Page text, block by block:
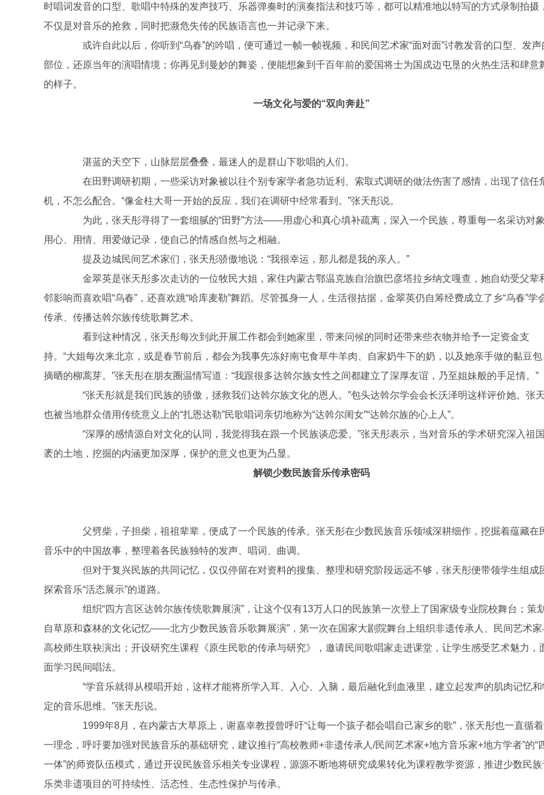
时唱词发音的口型、歌唱中特殊的发声技巧、乐器弹奏时的演奏指法和技巧等，都可以精准地以特写的方式录制拍摄
不仅是对音乐的抢救，同时把濒危失传的民族语言也一并记录下来。
或许自此以后，你听到“乌春”的吟唱，便可通过一帧一帧视频，和民间艺术家“面对面”讨教发音的口型、发声
部位，还原当年的演唱情境；你再见到曼妙的舞姿，便能想象到千百年前的爱国将士为国戍边屯垦的火热生活和肆意
的样子。
一场文化与爱的“双向奔赴”
湛蓝的天空下，山脉层层叠叠，最迷人的是群山下歌唱的人们。
在田野调研初期，一些采访对象被以往个别专家学者急功近利、索取式调研的做法伤害了感情，出现了信任
机，不怎么配合。“像金柱大哥一开始的反应，我们在调研中经常看到。”张天彤说。
为此，张天彤寻得了一套细腻的“田野”方法——用虚心和真心填补疏离，深入一个民族，尊重每一名采访对象
用心、用情、用爱做记录，使自己的情感自然与之相融。
提及边城民间艺术家们，张天彤骄傲地说：“我很幸运，那儿都是我的亲人。”
金翠英是张天彤多次走访的一位牧民大姐，家住内蒙古鄂温克族自治旗巴彦塔拉乡纳文嘎查，她自幼受父辈
邻影响而喜欢唱“乌春”，还喜欢跳“哈库麦勒”舞蹈。尽管孤身一人，生活很拮据，金翠英仍自筹经费成立了乡“乌春”学
传承、传播达斡尔族传统歌舞艺术。
看到这种情况，张天彤每次到此开展工作都会到她家里，带来问候的同时还带来些衣物并给予一定资金支
持。“大姐每次来北京，或是春节前后，都会为我事先冻好南屯食草牛羊肉、自家奶牛下的奶，以及她亲手做的黏豆包
摘晒的柳蒿芽。”张天彤在朋友圈温情写道：“我跟很多达斡尔族女性之间都建立了深厚友谊，乃至姐妹般的手足情。”
“张天彤就是我们民族的骄傲，拯救我们达斡尔族文化的恩人。”包头达斡尔学会会长沃泽明这样评价她。张
也被当地群众借用传统意义上的“扎恩达勒”民歌唱词亲切地称为“达斡尔闺女”“达斡尔族的心上人”。
“深厚的感情源自对文化的认同，我觉得我在跟一个民族谈恋爱。”张天彤表示，当对音乐的学术研究深入祖
袤的土地，挖掘的内涵更加深厚，保护的意义也更为凸显。
解锁少数民族音乐传承密码
父劈柴，子担柴，祖祖辈辈，便成了一个民族的传承。张天彤在少数民族音乐领域深耕细作，挖掘着蕴藏在
音乐中的中国故事，整理着各民族独特的发声、唱词、曲调。
但对于复兴民族的共同记忆，仅仅停留在对资料的搜集、整理和研究阶段远远不够，张天彤便带领学生组成
探索音乐“活态展示”的道路。
组织“四方言区达斡尔族传统歌舞展演”，让这个仅有13万人口的民族第一次登上了国家级专业院校舞台；策
自草原和森林的文化记忆——北方少数民族音乐歌舞展演”，第一次在国家大剧院舞台上组织非遗传承人、民间艺术家
高校师生联袂演出；开设研究生课程《原生民歌的传承与研究》，邀请民间歌唱家走进课堂，让学生感受艺术魅力，
面学习民间唱法。
“学音乐就得从模唱开始，这样才能将所学入耳、入心、入脑，最后融化到血液里，建立起发声的肌肉记忆和
定的音乐思维。”张天彤说。
1999年8月，在内蒙古大草原上，谢嘉幸教授曾呼吁“让每一个孩子都会唱自己家乡的歌”，张天彤也一直循
一理念，呼吁要加强对民族音乐的基础研究，建议推行“高校教师+非遗传承人/民间艺术家+地方音乐家+地方学者”的“
一体”的师资队伍模式，通过开设民族音乐相关专业课程，源源不断地将研究成果转化为课程教学资源，推进少数民族
乐类非遗项目的可持续性、活态性、生态性保护与传承。